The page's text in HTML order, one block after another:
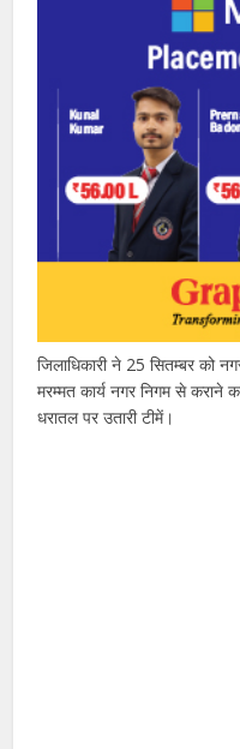
जिलाधिकारी ने 25 सितम्बर को
मरम्मत कार्य नगर निगम से कराने
धरातल पर उतारी टीमें।